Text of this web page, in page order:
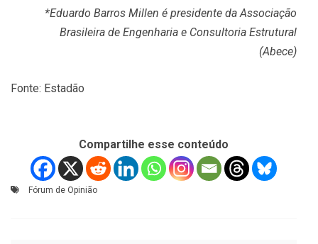
*Eduardo Barros Millen é presidente da Associação
Brasileira de Engenharia e Consultoria Estrutural
(Abece)
Fonte: Estadão
Compartilhe esse conteúdo
Fórum de Opinião